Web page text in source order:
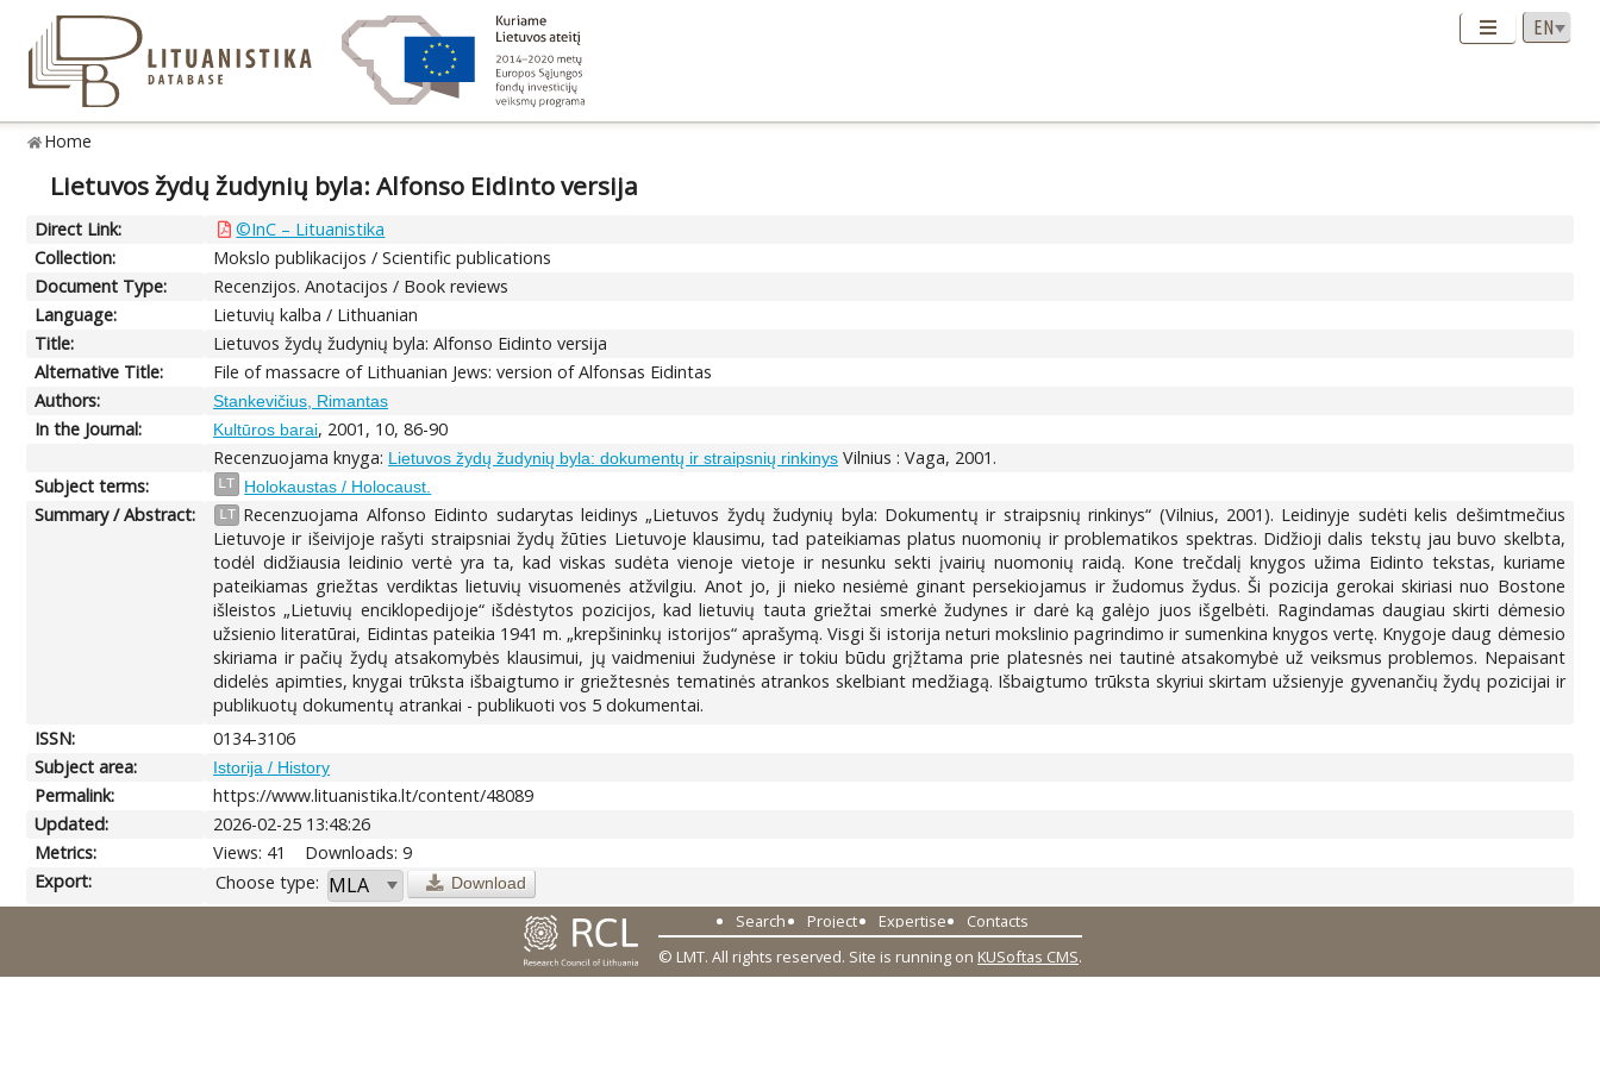
Home
Lietuvos žydų žudynių byla: Alfonso Eidinto versija
Direct Link:
©InC – Lituanistika
Collection:
Mokslo publikacijos / Scientific publications
Document Type:
Recenzijos. Anotacijos / Book reviews
Language:
Lietuvių kalba / Lithuanian
Title:
Lietuvos žydų žudynių byla: Alfonso Eidinto versija
Alternative Title:
File of massacre of Lithuanian Jews: version of Alfonsas Eidintas
Authors:
Stankevičius, Rimantas
In the Journal: Kultūros barai, 2001, 10, 86-90
Recenzuojama knyga: Lietuvos žydų žudynių byla: dokumentų ir straipsnių rinkinys Vilnius : Vaga, 2001.
Subject terms:
LT Holokaustas / Holocaust.
Summary / Abstract: LT Recenzuojama Alfonso Eidinto sudarytas leidinys „Lietuvos žydų žudynių byla: Dokumentų ir straipsnių rinkinys“ (Vilnius, 2001). Leidinyje sudėti kelis dešimtmečius
Lietuvoje ir išeivijoje rašyti straipsniai žydų žūties Lietuvoje klausimu, tad pateikiamas platus nuomonių ir problematikos spektras. Didžioji dalis tekstų jau buvo skelbta,
todėl didžiausia leidinio vertė yra ta, kad viskas sudėta vienoje vietoje ir nesunku sekti įvairių nuomonių raidą. Kone trečdalį knygos užima Eidinto tekstas, kuriame
pateikiamas griežtas verdiktas lietuvių visuomenės atžvilgiu. Anot jo, ji nieko nesiėmė ginant persekiojamus ir žudomus žydus. Ši pozicija gerokai skiriasi nuo Bostone
išleistos „Lietuvių enciklopedijoje“ išdėstytos pozicijos, kad lietuvių tauta griežtai smerkė žudynes ir darė ką galėjo juos išgelbėti. Ragindamas daugiau skirti dėmesio
užsienio literatūrai, Eidintas pateikia 1941 m. „krepšininkų istorijos“ aprašymą. Visgi ši istorija neturi mokslinio pagrindimo ir sumenkina knygos vertę. Knygoje daug dėmesio
skiriama ir pačių žydų atsakomybės klausimui, jų vaidmeniui žudynėse ir tokiu būdu grįžtama prie platesnės nei tautinė atsakomybė už veiksmus problemos. Nepaisant
didelės apimties, knygai trūksta išbaigtumo ir griežtesnės tematinės atrankos skelbiant medžiagą. Išbaigtumo trūksta skyriui skirtam užsienyje gyvenančių žydų pozicijai ir
publikuotų dokumentų atrankai - publikuoti vos 5 dokumentai.
ISSN:
0134-3106
Subject area:
Istorija / History
Permalink:
https://www.lituanistika.lt/content/48089
Updated:
2026-02-25 13:48:26
Metrics:
Views: 41
Downloads: 9
Export:
Choose type: Download
Search Project Expertise
Contacts
© LMT. All rights reserved. Site is running on KUSoftas CMS.